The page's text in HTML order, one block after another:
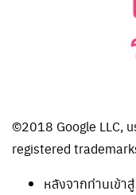
©2018 Google LLC,
registered
หลังจากท่านเข้า